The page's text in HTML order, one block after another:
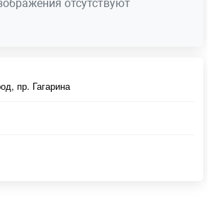
отсутствуют
пр. Гагарина